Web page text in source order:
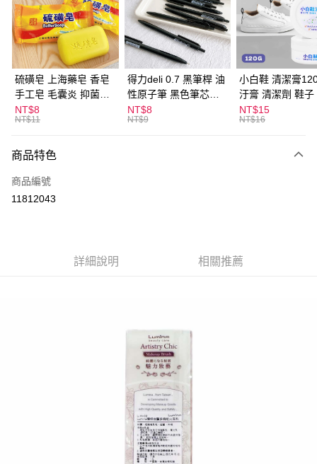
Apple Pay
街口支付
悠遊付
ATM付款
全家取貨付款
每筆NT$60，滿NT$599(含以上)免運費
付款後全家取貨
每筆NT$60，滿NT$599(含以上)免運費
每筆NT$120，滿NT$1,999(含以上)免運費
硫磺皂 上海藥皂 香皂
手工皂 毛囊炎 抑菌除
蟎 清潔護膚 去油去痘
寵物皮膚病 狗狗貓咪
NT$8
NT$11
得力deli 0.7 黑筆桿 油
性原子筆 黑色筆芯
S304
NT$8
NT$9
小白鞋 清潔膏
汙膏 清潔劑 鞋子
漬 白皮鞋 鞋油
NT$15
NT$16
商品特色
商品編號
11812043
詳細說明 相關推薦